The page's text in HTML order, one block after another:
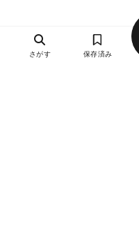
さがす 保存済み